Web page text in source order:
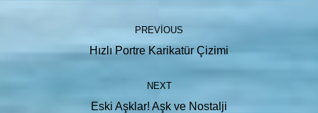
PREVIOUS
Previous
Hızlı Portre Karikatür Çizimi
NEXT
Next
Eski Aşklar! Aşk ve Nostalji